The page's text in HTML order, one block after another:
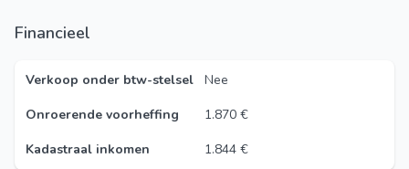
Financieel
Verkoop onder btw-stelsel
Nee
Onroerende voorheffing
1.870 €
Kadastraal inkomen
1.844 €